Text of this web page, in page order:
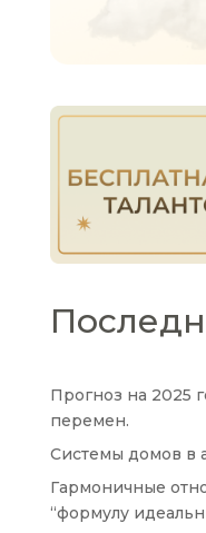
Прогноз на 2025
перемен.
Системы домов в
Гармоничные
“формулу